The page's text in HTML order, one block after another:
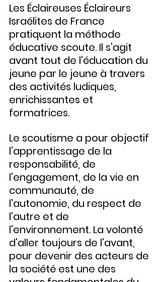
Les Éclaireuses Éclaireurs
Israélites de France
pratiquent la méthode
éducative scoute. Il s'agit
avant tout de l'éducation du
jeune par le jeune à travers
des activités ludiques,
enrichissantes et
formatrices.
Le scoutisme a pour objectif
l'apprentissage de la
responsabilité, de
l'engagement, de la vie en
communauté, de
l'autonomie, du respect de
l'autre et de
l'environnement. La volonté
d'aller toujours de l'avant,
pour devenir des acteurs de
la société est une des